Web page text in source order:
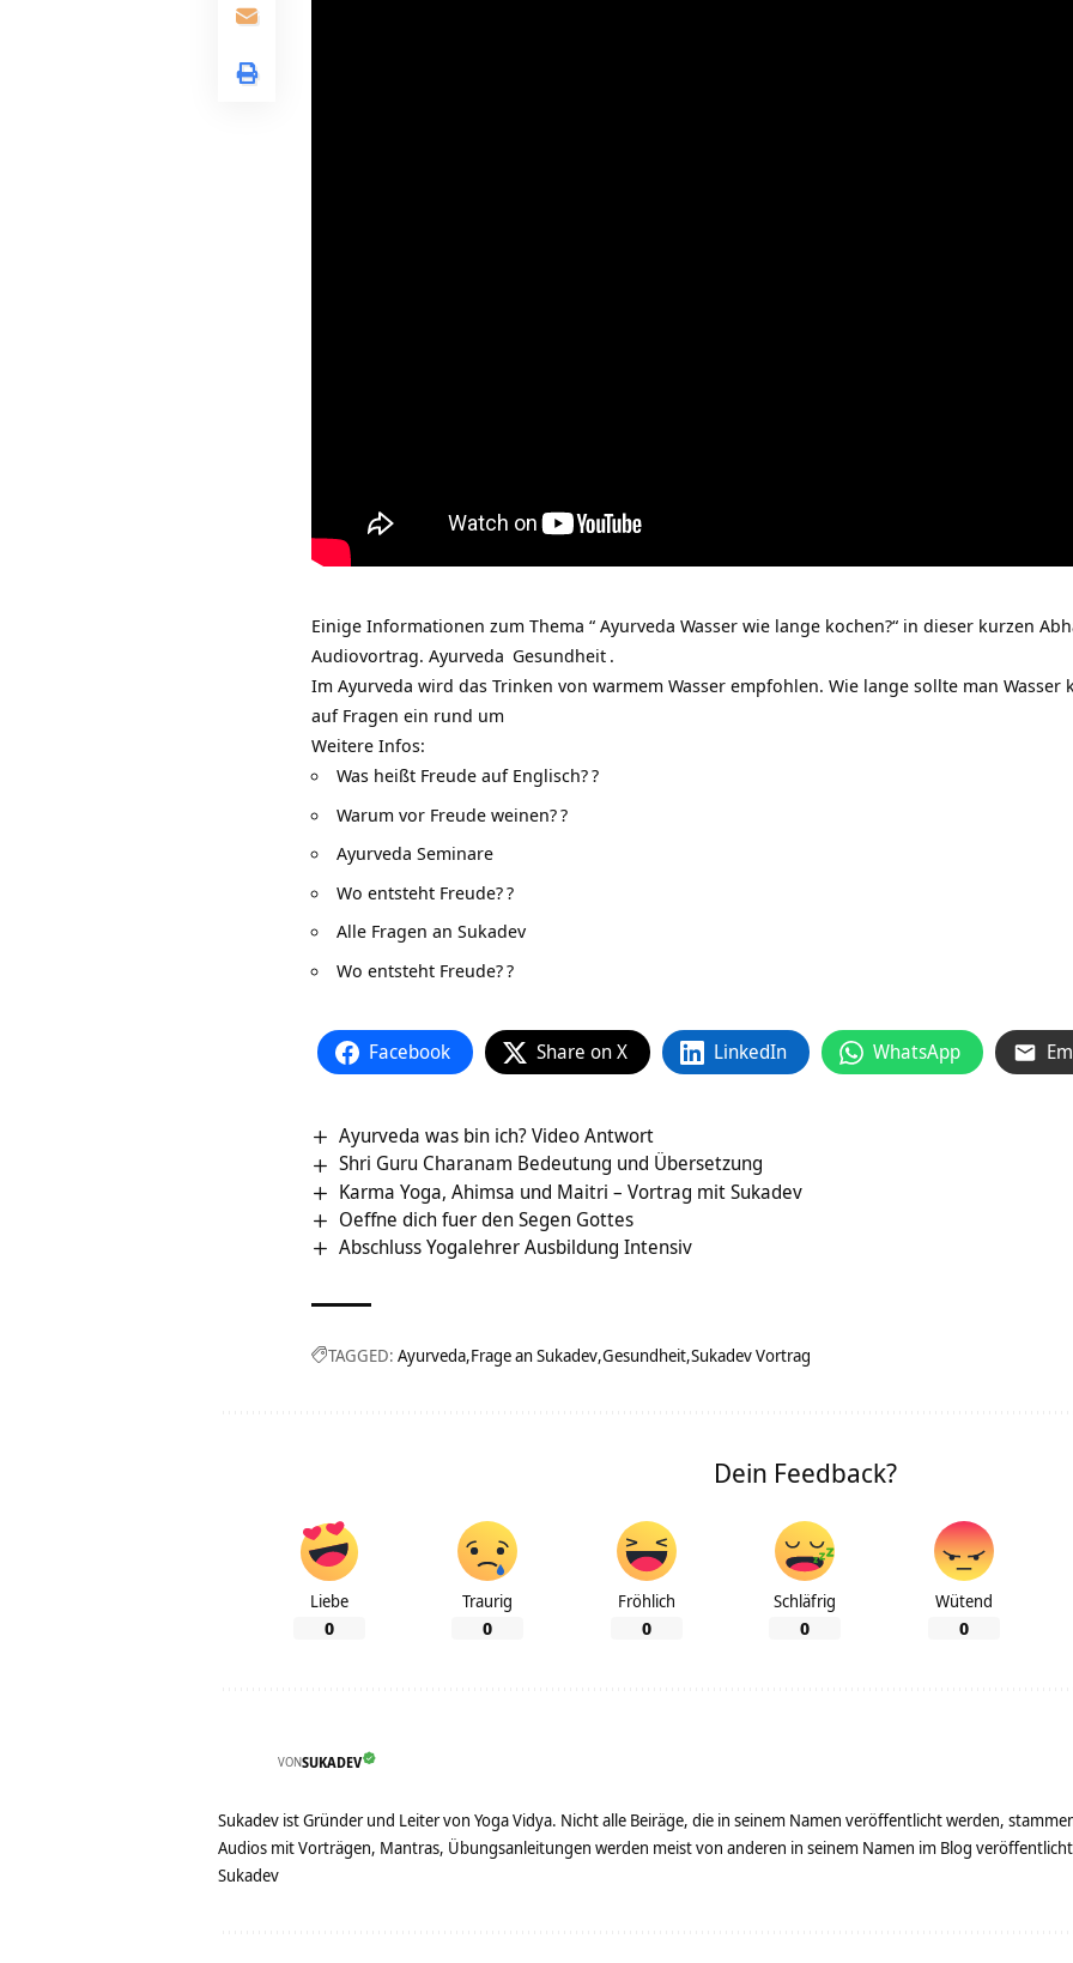
Einige Informationen zum Thema “ Ayurveda Wasser wie lange kochen?“ in dieser kurzen
Audiovortrag. Ayurveda Gesundheit .
Im Ayurveda wird das Trinken von warmem Wasser empfohlen. Wie lange sollte man Wasser
auf Fragen ein rund um
Weitere Infos:
Was heißt Freude auf Englisch??
Warum vor Freude weinen??
Ayurveda Seminare
Wo entsteht Freude??
Alle Fragen an Sukadev
Wo entsteht Freude??
Facebook Share on X LinkedIn WhatsApp
Ayurveda was bin ich? Video Antwort
Shri Guru Charanam Bedeutung und Übersetzung
Karma Yoga, Ahimsa und Maitri – Vortrag mit Sukadev
Oeffne dich fuer den Segen Gottes
Abschluss Yogalehrer Ausbildung Intensiv
TAGGED: Ayurveda Frage an Sukadev Gesundheit Sukadev Vortrag
Dein Feedback?
Liebe
0
Traurig
0
Fröhlich
0
Schläfrig
0
Wütend
0
VONSUKADEV
Sukadev ist Gründer und Leiter von Yoga Vidya. Nicht alle Beiräge, die in seinem Namen veröffentlicht werden,
Audios mit Vorträgen, Mantras, Übungsanleitungen werden meist von anderen in seinem Namen im Blog
Sukadev